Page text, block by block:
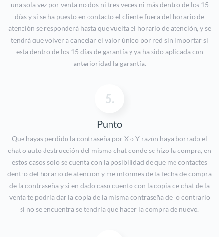
una sola vez por venta no dos ni tres veces ni más dentro de los 15
días y si se ha puesto en contacto el cliente fuera del horario de
atención se responderá hasta que vuelta el horario de atención, y se
tendrá que volver a cancelar el valor único por red sin importar si
esta dentro de los 15 días de garantía y ya ha sido aplicada con
anterioridad la garantía.
5.
Punto
Que hayas perdido la contraseña por X o Y razón haya borrado el
chat o auto destrucción del mismo chat donde se hizo la compra, en
estos casos solo se cuenta con la posibilidad de que me contactes
dentro del horario de atención y me informes de la fecha de compra
de la contraseña y si en dado caso cuento con la copia de chat de la
venta te podría dar la copia de la misma contraseña de lo contrario
si no se encuentra se tendría que hacer la compra de nuevo.